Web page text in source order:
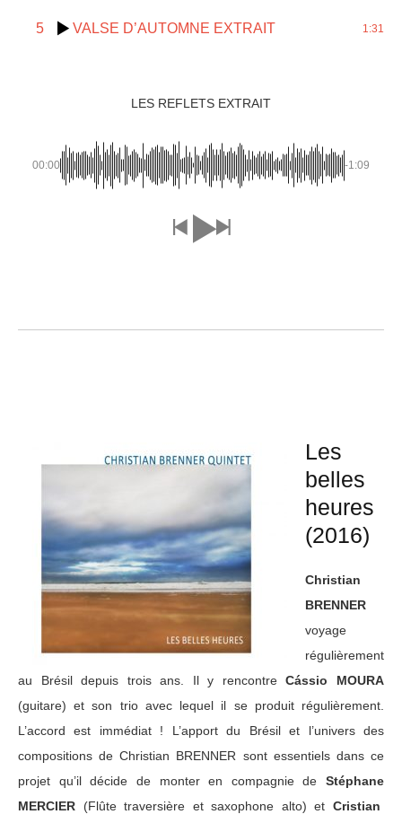
5 VALSE D’AUTOMNE EXTRAIT 1:31
LES REFLETS EXTRAIT
00:00 -1:09
Les
belles
heures
(2016)
Christian
BRENNER
voyage
régulièrement
au Brésil depuis trois ans. Il y rencontreCássio MOURA
(guitare) et son trio avec lequel il se produit régulièrement.
L’accord est immédiat ! L’apport du Brésil et l’univers des
compositions de Christian BRENNER sont essentiels dans ce
projet qu’il décide de monter en compagnie de Stéphane
MERCIER (Flûte traversière et saxophone alto) et Cristian